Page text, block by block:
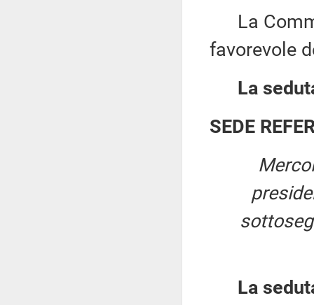
La
favorevole
La
SEDE
La